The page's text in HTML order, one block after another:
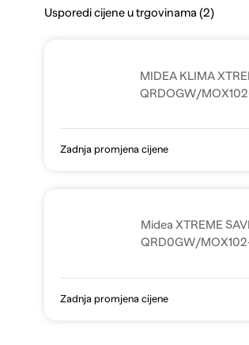
Usporedi cijene u trgovinama (2)
MIDEA KLIMA
QRDOGW/
Zadnja promjena cijene
Midea XTREME
QRD0GW/
Zadnja promjena cijene